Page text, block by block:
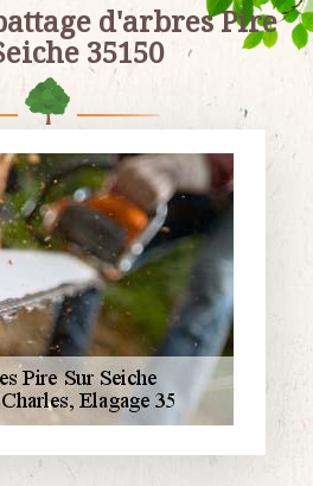
d'arbres Pire
35150